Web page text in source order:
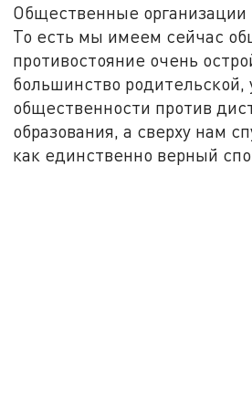
Общественные
То есть мы имеем сейчас
противостояние очень
большинство родительской,
общественности против
образования, а сверху нам
как единственно верный